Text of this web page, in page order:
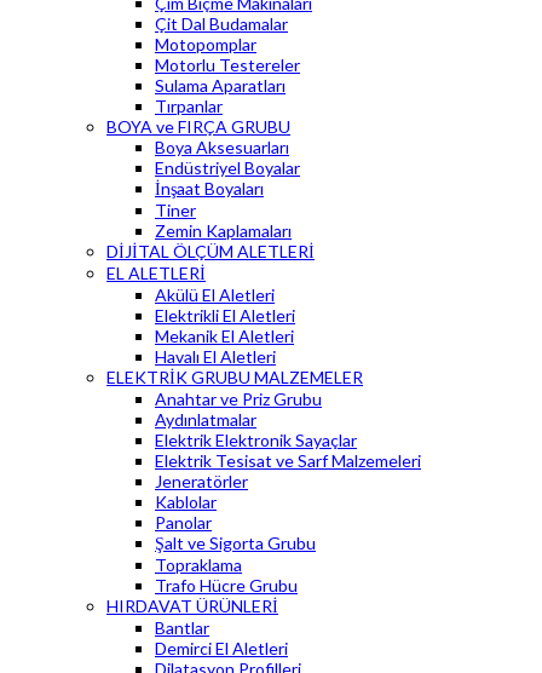
Çit Dal Budamalar
Motopomplar
Motorlu Testereler
Sulama Aparatları
Tırpanlar
BOYA ve FIRÇA GRUBU
Boya Aksesuarları
Endüstriyel Boyalar
İnşaat Boyaları
Tiner
Zemin Kaplamaları
DİJİTAL ÖLÇÜM ALETLERİ
EL ALETLERİ
Akülü El Aletleri
Elektrikli El Aletleri
Mekanik El Aletleri
Havalı El Aletleri
ELEKTRİK GRUBU MALZEMELER
Anahtar ve Priz Grubu
Aydınlatmalar
Elektrik Elektronik Sayaçlar
Elektrik Tesisat ve Sarf Malzemeleri
Jeneratörler
Kablolar
Panolar
Şalt ve Sigorta Grubu
Topraklama
Trafo Hücre Grubu
HIRDAVAT ÜRÜNLERİ
Bantlar
Demirci El Aletleri
Dilatasyon Profilleri